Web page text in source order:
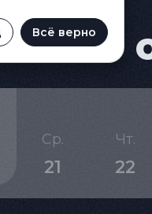
Всё верно
20
Ср.
21
Чт.
22